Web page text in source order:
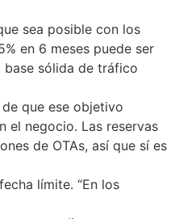
sea posible con los
en 6 meses puede ser
base sólida de tráfico
que ese objetivo
el negocio. Las reservas
de OTAs, así que sí es
límite. “En los